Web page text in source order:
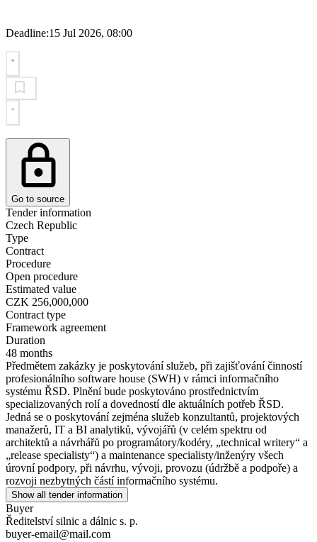
Deadline:15 Jul 2026, 08:00
Go to source
Tender information
Czech Republic
Type
Contract
Procedure
Open procedure
Estimated value
CZK 256,000,000
Contract type
Framework agreement
Duration
48 months
Předmětem zakázky je poskytování služeb, při zajišťování činností
profesionálního software house (SWH) v rámci informačního
systému ŘSD. Plnění bude poskytováno prostřednictvím
specializovaných rolí a dovedností dle aktuálních potřeb ŘSD.
Jedná se o poskytování zejména služeb konzultantů, projektových
manažerů, IT a BI analytiků, vývojářů (v celém spektru od
architektů a návrhářů po programátory/kodéry, „technical writery“ a
„release specialisty“) a maintenance specialisty/inženýry všech
úrovní podpory, při návrhu, vývoji, provozu (údržbě a podpoře) a
rozvoji nezbytných částí informačního systému.
Show all tender information
Buyer
Ředitelství silnic a dálnic s. p.
buyer-email@mail.com